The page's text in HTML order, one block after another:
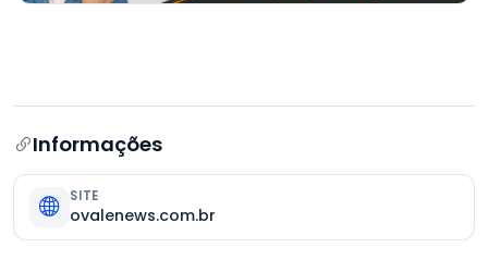
Informações
SITE
ovalenews.com.br